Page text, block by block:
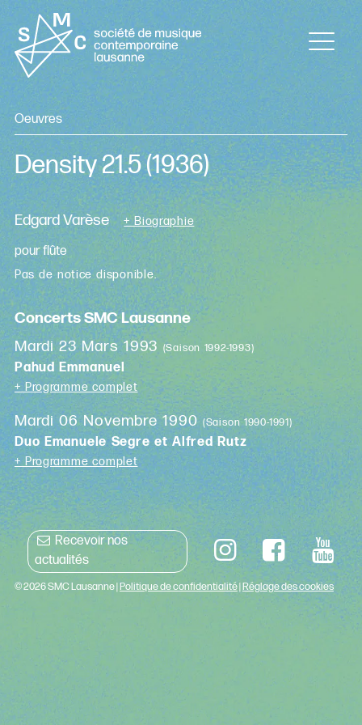
Oeuvres
Density 21.5(1936)
Edgard Varèse + Biographie
pour flûte
Pas de notice disponible.
Concerts SMC Lausanne
Mardi 23 Mars 1993 (Saison 1992-1993)
Pahud Emmanuel
+ Programme complet
Mardi 06 Novembre 1990 (Saison 1990-1991)
Duo Emanuele Segre et Alfred Rutz
+ Programme complet
Recevoir nos
actualités
© 2026 SMC Lausanne |Politique de confidentialité|Réglage des cookies